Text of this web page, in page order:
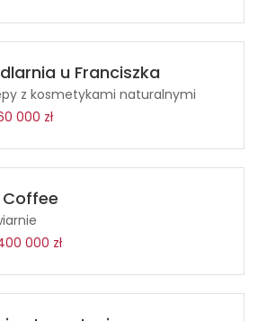
u Franciszka
z kosmetykami naturalnymi
000 zł
Coffee
000 zł